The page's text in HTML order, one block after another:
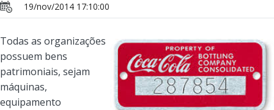
19/nov/2014 17:10:00
Todas as organizações
possuem bens
patrimoniais, sejam
máquinas,
equipamento